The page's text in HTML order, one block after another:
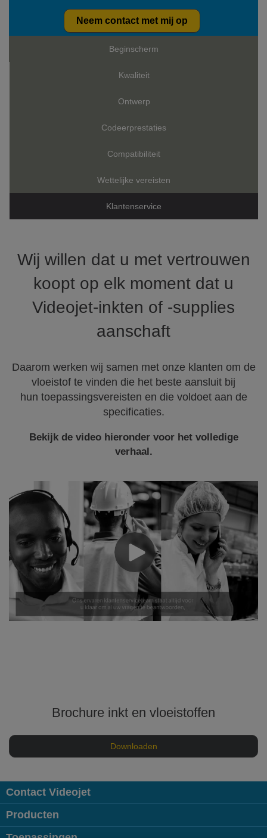
Neem contact met mij op
Beginscherm
Kwaliteit
Ontwerp
Codeerprestaties
Compatibiliteit
Wettelijke vereisten
Klantenservice
Wij willen dat u met vertrouwen
koopt op elk moment dat u
Videojet-inkten of -supplies
aanschaft
Daarom werken wij samen met onze klanten om de
vloeistof te vinden die het beste aansluit bij
hun toepassingsvereisten en die voldoet aan de
specificaties.
Bekijk de video hieronder voor het volledige
verhaal.
Brochure inkt en vloeistoffen
Downloaden
Contact Videojet
Producten